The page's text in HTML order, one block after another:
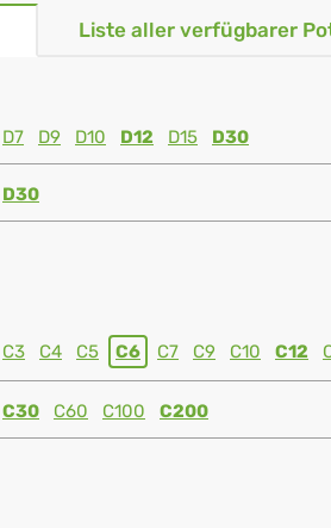
Liste aller verfügbarer
D7 D9 D10 D12 D15 D30
D30
C3 C4 C5 C6 C7 C9 C10 C12
C30 C60 C100 C200